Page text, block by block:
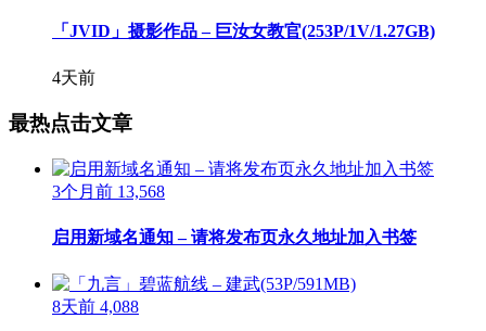
「JVID」摄影作品 – 巨汝女教官(253P/1V/1.27GB)
4天前
最热点击文章
3个月前 13,568
启用新域名通知 – 请将发布页永久地址加入书签
8天前 4,088